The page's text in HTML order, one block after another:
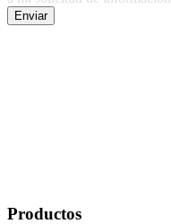
Enviar
Productos